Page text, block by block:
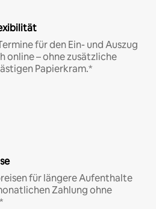
für den Ein- und Auszug
online – ohne zusätzliche
Papierkram.*
für längere Aufenthalte
Zahlung ohne